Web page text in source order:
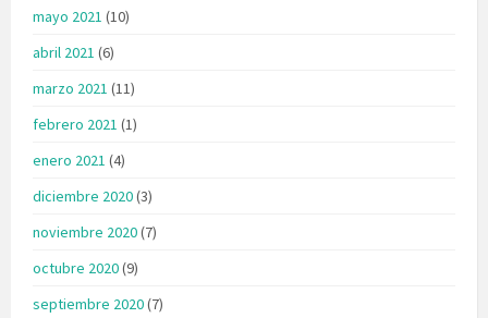
mayo 2021 (10)
abril 2021 (6)
marzo 2021 (11)
febrero 2021 (1)
enero 2021 (4)
diciembre 2020(3)
noviembre 2020(7)
octubre 2020(9)
septiembre 2020(7)